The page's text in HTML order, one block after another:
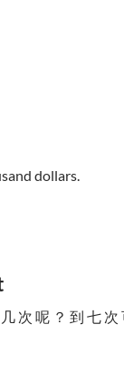
dollars.
次 呢 ？ 到 七 次